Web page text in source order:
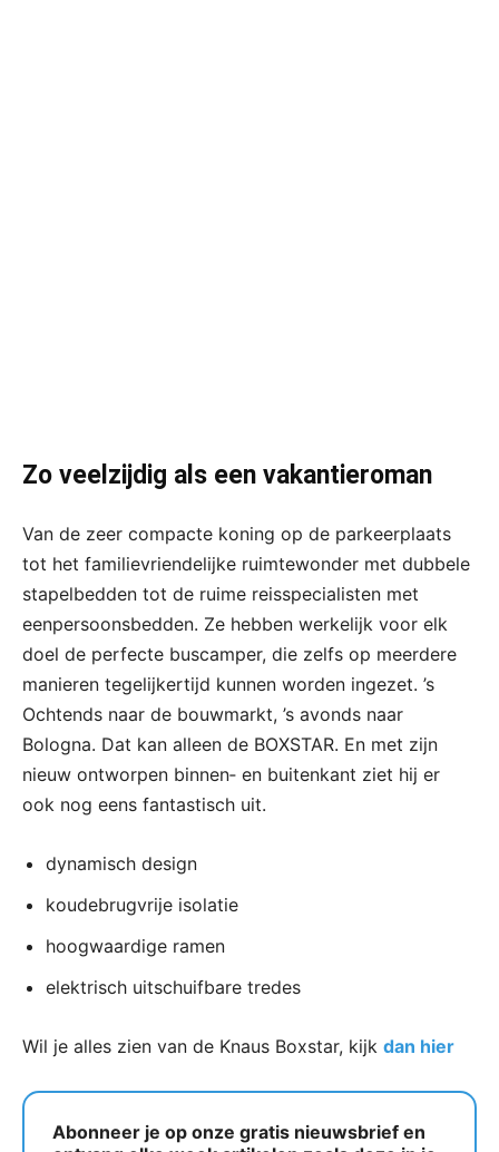
Zo veelzijdig als een vakantieroman
Van de zeer compacte koning op de parkeerplaats
tot het familievriendelijke ruimtewonder met dubbele
stapelbedden tot de ruime reisspecialisten met
eenpersoonsbedden. Ze hebben werkelijk voor elk
doel de perfecte buscamper, die zelfs op meerdere
manieren tegelijkertijd kunnen worden ingezet. ’s
Ochtends naar de bouwmarkt, ’s avonds naar
Bologna. Dat kan alleen de BOXSTAR. En met zijn
nieuw ontworpen binnen‐ en buitenkant ziet hij er
ook nog eens fantastisch uit.
dynamisch design
koudebrugvrije isolatie
hoogwaardige ramen
elektrisch uitschuifbare tredes
Wil je alles zien van de Knaus Boxstar, kijk dan hier
Abonneer je op onze gratis nieuwsbrief en